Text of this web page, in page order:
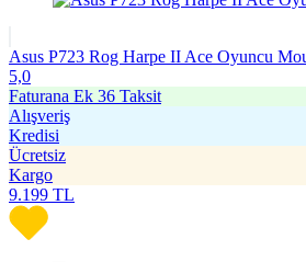
Asus P723 Rog Harpe II Ace Oyuncu
5,0
Faturana Ek 36 Taksit
Alışveriş
Kredisi
Ücretsiz
Kargo
9.199 TL